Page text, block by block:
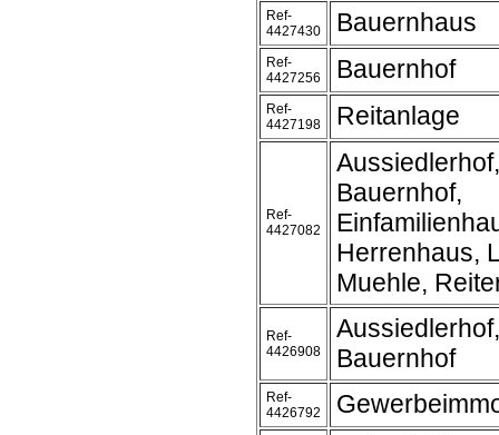
Ref-
4427430
Bauernhaus
Ref-
4427256
Bauernhof
Ref-
4427198
Reitanlage
Ref-
4427082
Bauernhof,
Herrenhaus,
Muehle,
Ref-
4426908
Bauernhof
Ref-
4426792